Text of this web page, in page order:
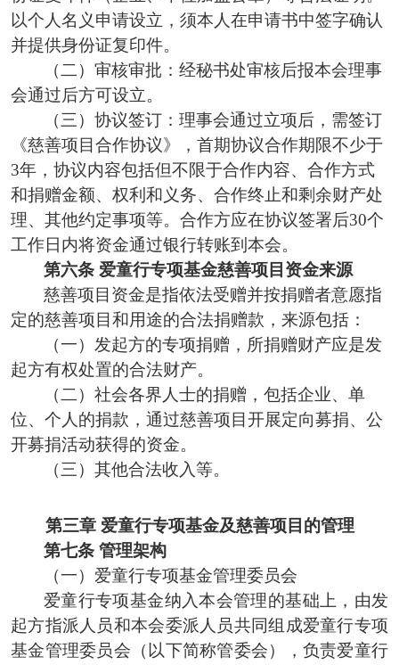
以个人名义申请设立，须本人在申请书中签字确认
并提供身份证复印件。
（二）审核审批：经秘书处审核后报本会理事
会通过后方可设立。
（三）协议签订：理事会通过立项后，需签订
《慈善项目合作协议》，首期协议合作期限不少于
3年，协议内容包括但不限于合作内容、合作方式
和捐赠金额、权利和义务、合作终止和剩余财产处
理、其他约定事项等。合作方应在协议签署后30个
工作日内将资金通过银行转账到本会。
第六条 爱童行专项基金慈善项目资金来源
慈善项目资金是指依法受赠并按捐赠者意愿指
定的慈善项目和用途的合法捐赠款，来源包括：
（一）发起方的专项捐赠，所捐赠财产应是发
起方有权处置的合法财产。
（二）社会各界人士的捐赠，包括企业、单
位、个人的捐款，通过慈善项目开展定向募捐、公
开募捐活动获得的资金。
（三）其他合法收入等。
第三章 爱童行专项基金及慈善项目的管理
第七条 管理架构
（一）爱童行专项基金管理委员会
爱童行专项基金纳入本会管理的基础上，由发
起方指派人员和本会委派人员共同组成爱童行专项
基金管理委员会（以下简称管委会），负责爱童行